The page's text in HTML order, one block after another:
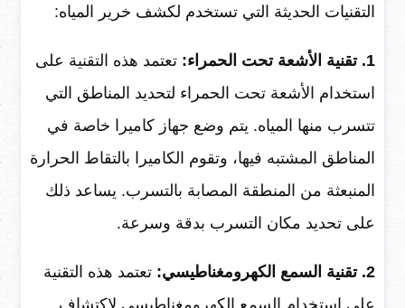
التقنيات الحديثة التي تستخدم لكشف خرير المياه:
1. تقنية الأشعة تحت الحمراء:
تعتمد هذه التقنية على
استخدام الأشعة تحت الحمراء لتحديد المناطق التي
تتسرب منها المياه. يتم وضع جهاز كاميرا خاصة في
المناطق المشتبه فيها، وتقوم الكاميرا بالتقاط الحرارة
المنبعثة من المنطقة المصابة بالتسرب. يساعد ذلك
على تحديد مكان التسرب بدقة وسرعة.
2. تقنية السمع الكهرومغناطيسي:
تعتمد هذه التقنية
على استخدام السمع الكهرومغناطيسي لاكتشاف